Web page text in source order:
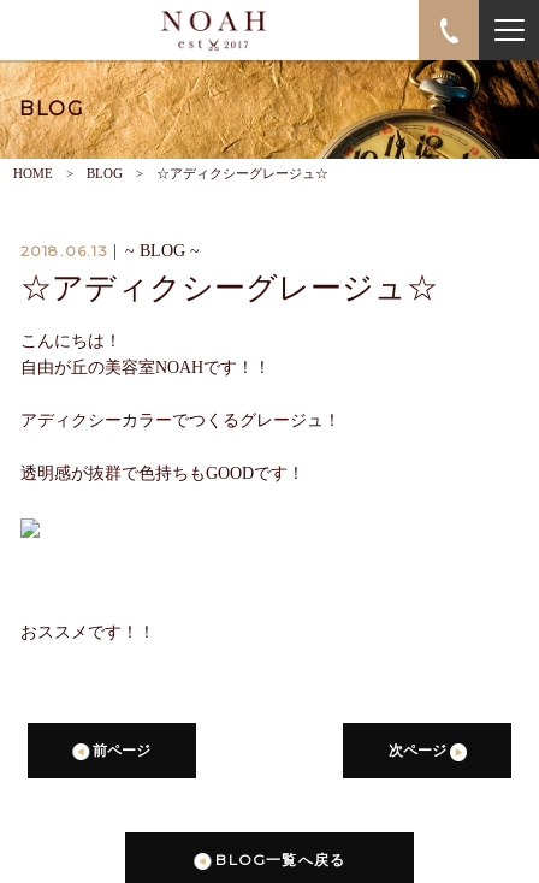
BLOG
HOME BLOG ☆アディクシーグレージュ☆
2018.06.13 ~ BLOG ~
☆アディクシーグレージュ☆
こんにちは！
自由が丘の美容室NOAHです！！
アディクシーカラーでつくるグレージュ！
透明感が抜群で色持ちもGOODです！
おススメです！！
前ページ 次ページ
BLOG一覧へ戻る